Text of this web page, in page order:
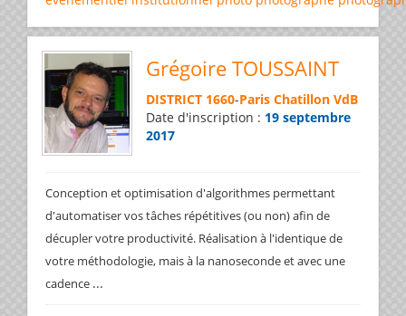
Grégoire TOUSSAINT
DISTRICT 1660-Paris Chatillon VdB
Date d'inscription : 19 septembre
2017
Conception et optimisation d'algorithmes permettant
d'automatiser vos tâches répétitives (ou non) afin de
décupler votre productivité. Réalisation à l'identique de
votre méthodologie, mais à la nanoseconde et avec une
cadence ...